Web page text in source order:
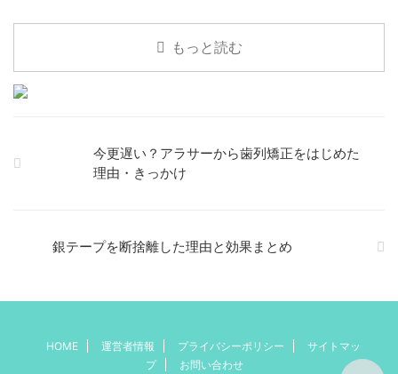
もっと読む
今更遅い？アラサーから歯列矯正をはじめた
理由・きっかけ
銀テープを断捨離した理由と効果まとめ
HOME 運営者情報 プライバシーポリシー
サイトマッ
プ
お問い合わせ